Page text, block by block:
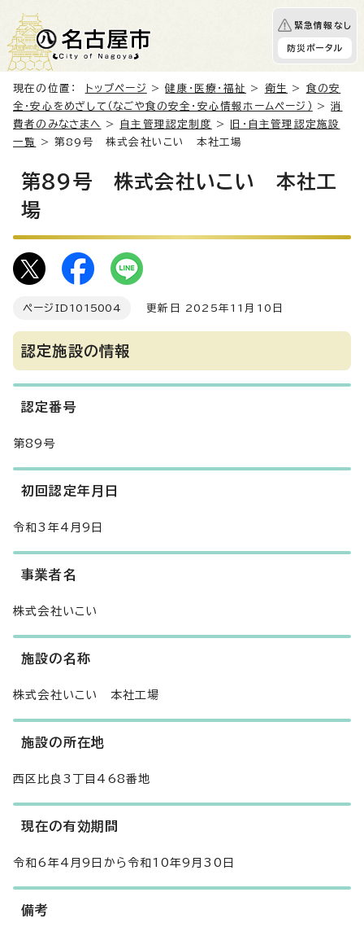
緊急情報なし
防災ポータル
現在の位置： トップページ >健康・医療・福祉 > 衛生 > 食の安
全・安心をめざして（なごや食の安全・安心情報ホームページ）
>消
費者のみなさまへ
> 自主管理認定制度 >
旧・自主管理認定施設
一覧
> 第89号 株式会社いこい 本社工場
第89号 株式会社いこい 本社工
場
ページID 1015004 更新日 2025年11月10日
認定施設の情報
認定番号
第89号
初回認定年月日
令和3年4月9日
事業者名
株式会社いこい
施設の名称
株式会社いこい 本社工場
施設の所在地
西区比良3丁目468番地
現在の有効期間
令和6年4月9日から令和10年9月30日
備考